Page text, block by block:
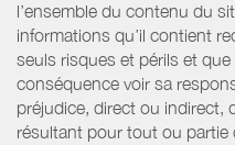
l’ensemble du contenu du
informations qu’il contient
seuls risques et périls et
conséquence voir sa
préjudice, direct ou indirect,
résultant pour tout ou partie